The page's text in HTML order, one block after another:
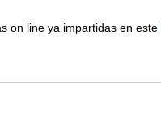
on line ya impartidas en este